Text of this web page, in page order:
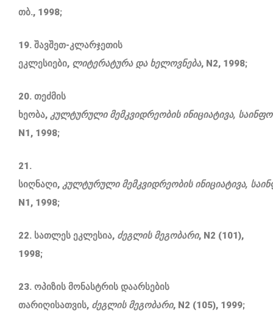
თბ., 1998;
19. შავშეთ-კლარჯეთის
ეკლესიები, ლიტერატურა და ხელოვნება, N2, 1998;
20. თეძმის
ხეობა, კულტურული მემკვიდრეობის ინიციატივა,
N1, 1998;
21.
სიღნაღი, კულტურული მემკვიდრეობის ინიციატივა,
N1, 1998;
22. სათლეს ეკლესია, ძეგლის მეგობარი, N2 (101),
1998;
23. ოპიზის მონასტრის დაარსების
თარიღისათვის, ძეგლის მეგობარი, N2 (105), 1999;